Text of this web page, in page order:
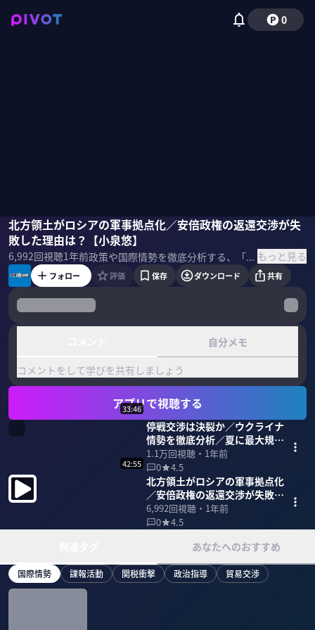
0
北方領土がロシアの軍事拠点化／安倍政権の返還交渉が失
敗した理由は？【小泉悠】
6,992回視聴1年前 政策や国際情勢を徹底分析する、「政策超分析」。今回のテーマは「ウクライナ情勢と日本」。後編では、日露関係と北方領土について小泉悠が語り尽くす。 ＜ゲスト＞ 峯村健司｜キヤノングローバル戦略研究所 主任研究員 もっと見る
峯村健司小泉悠磯貝初奈
フォロー 評価 保存 ダウンロード 共有
自分メモ
コメントをして学びを共有しましょう
アプリで視聴する
33:46
停戦交渉は決裂か／ウクライナ
情勢を徹底分析／夏に最大規模
の戦闘も【小泉悠】
1.1万回視聴・ 1年前
0
4.5
42:55
北方領土がロシアの軍事拠点化
／安倍政権の返還交渉が失敗し
た理由は？【小泉悠】
6,992回視聴・ 1年前
0
4.5
あなたへのおすすめ
国際情勢 諜報活動 関税衝撃 政治指導 貿易交渉